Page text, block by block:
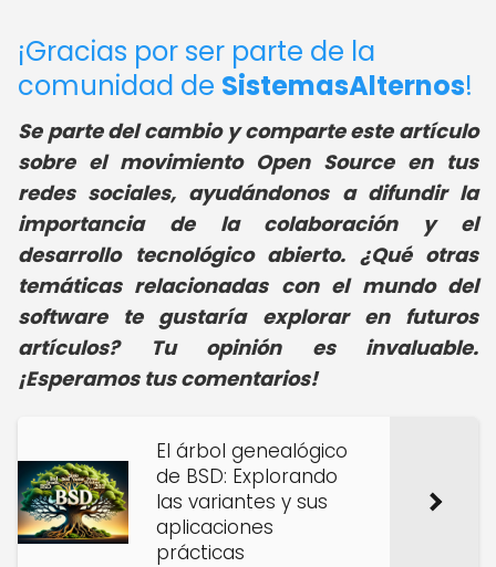
¡Gracias por ser parte de la
comunidad de SistemasAlternos!
Se parte del cambio y comparte este artículo
sobre el movimiento Open Source en tus
redes sociales, ayudándonos a difundir la
importancia de la colaboración y el
desarrollo tecnológico abierto. ¿Qué otras
temáticas relacionadas con el mundo del
software te gustaría explorar en futuros
artículos? Tu opinión es invaluable.
¡Esperamos tus comentarios!
El árbol genealógico
de BSD: Explorando
las variantes y sus
aplicaciones
prácticas